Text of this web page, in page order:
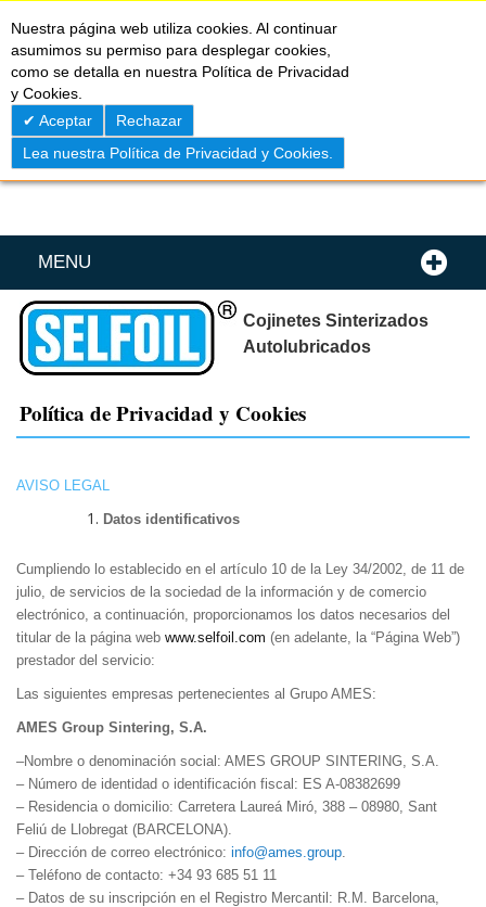
Nuestra página web utiliza cookies. Al continuar
asumimos su permiso para desplegar cookies,
como se detalla en nuestra Política de Privacidad
y Cookies.
Aceptar
Rechazar
Lea nuestra Política de Privacidad y Cookies.
to
Content
MENU
Cojinetes Sinterizados
Autolubricados
Política de Privacidad y Cookies
AVISO LEGAL
Datos identificativos
Cumpliendo lo establecido en el artículo 10 de la Ley 34/2002, de 11 de
julio, de servicios de la sociedad de la información y de comercio
electrónico, a continuación, proporcionamos los datos necesarios del
titular de la página web www.selfoil.com (en adelante, la “Página Web”)
prestador del servicio:
Las siguientes empresas pertenecientes al Grupo AMES:
AMES Group Sintering, S.A.
–Nombre o denominación social: AMES GROUP SINTERING, S.A.
– Número de identidad o identificación fiscal: ES A-08382699
– Residencia o domicilio: Carretera Laureá Miró, 388 – 08980, Sant
Feliú de Llobregat (BARCELONA).
– Dirección de correo electrónico: info@ames.group.
– Teléfono de contacto: +34 93 685 51 11
– Datos de su inscripción en el Registro Mercantil: R.M. Barcelona,